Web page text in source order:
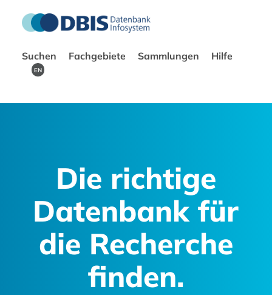
Suchen Fachgebiete Sammlungen Hilfe
EN
Die richtige
Datenbank für
die Recherche
finden.